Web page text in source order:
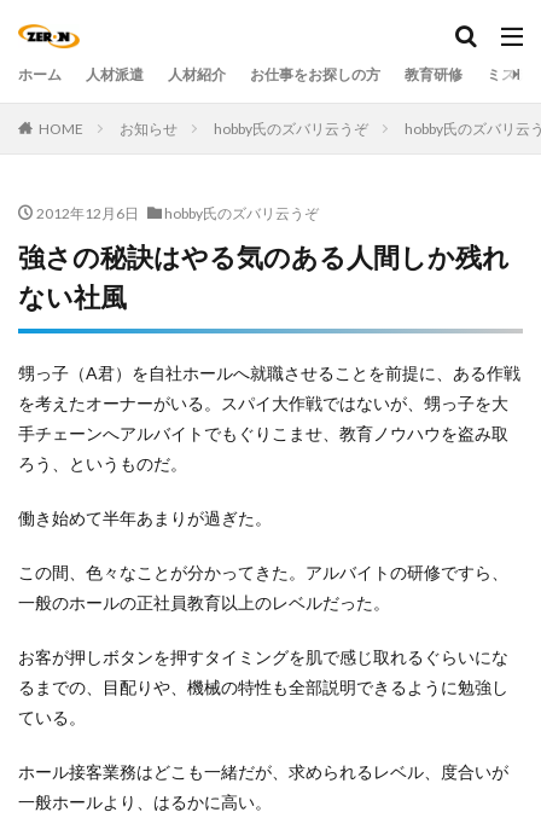
ホーム 人材派遣 人材紹介 お仕事をお探しの方 教育研修 ミステ
HOME お知らせ hobby氏のズバリ云うぞ hobby氏のズバリ云
2012年12月6日 hobby氏のズバリ云うぞ
強さの秘訣はやる気のある人間しか残れ
ない社風
甥っ子（A君）を自社ホールへ就職させることを前提に、ある作戦
を考えたオーナーがいる。スパイ大作戦ではないが、甥っ子を大
手チェーンへアルバイトでもぐりこませ、教育ノウハウを盗み取
ろう、というものだ。
働き始めて半年あまりが過ぎた。
この間、色々なことが分かってきた。アルバイトの研修ですら、
一般のホールの正社員教育以上のレベルだった。
お客が押しボタンを押すタイミングを肌で感じ取れるぐらいにな
るまでの、目配りや、機械の特性も全部説明できるように勉強し
ている。
ホール接客業務はどこも一緒だが、求められるレベル、度合いが
一般ホールより、はるかに高い。